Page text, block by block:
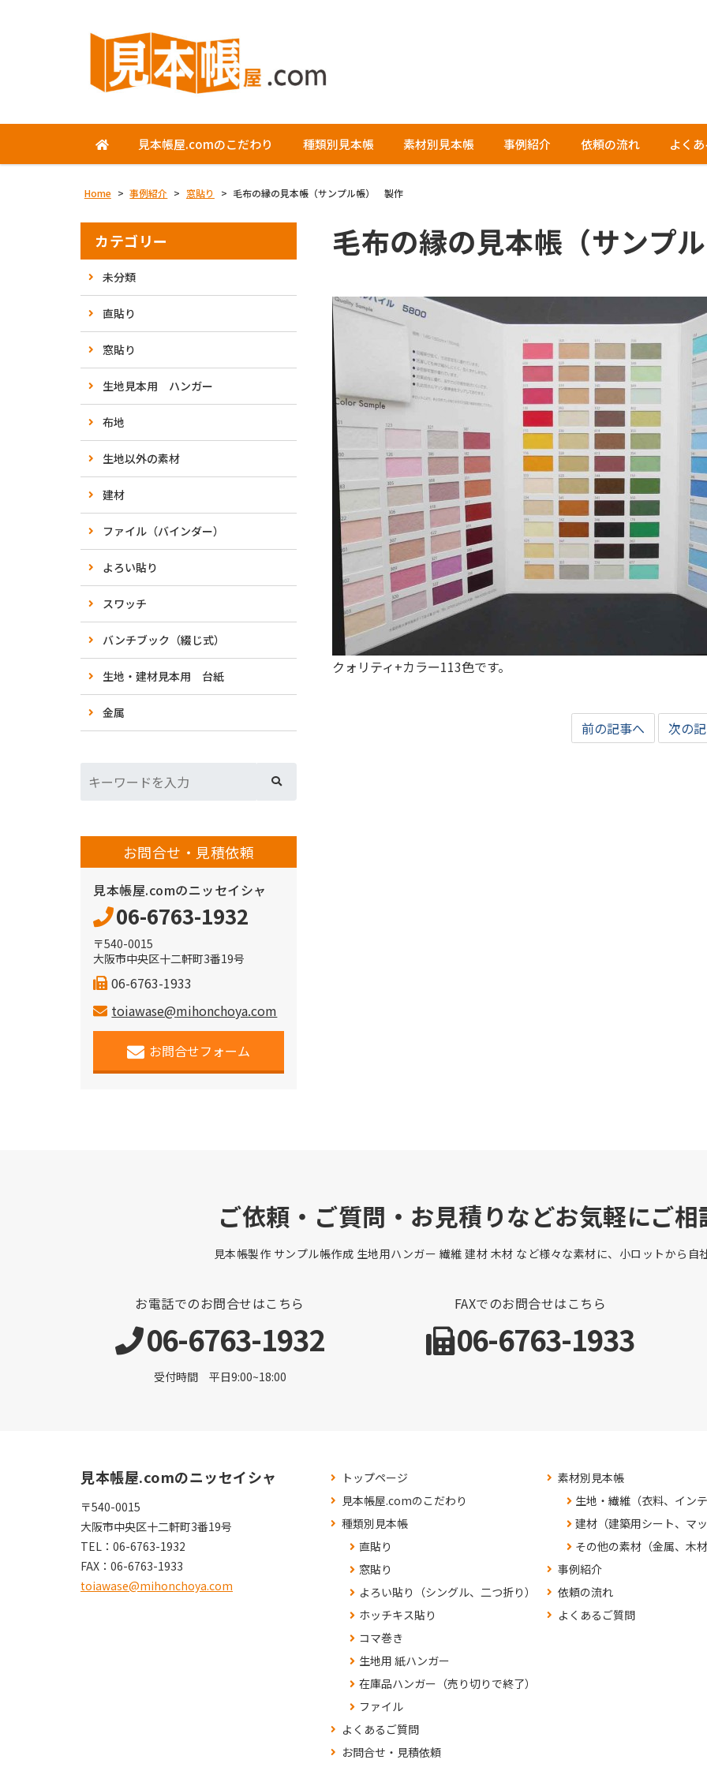
見本帳屋.comのこだわり 種類別見本帳 素材別見本帳 事例紹介 依頼の流れ よく
Home > 事例紹介 > 窓貼り > 毛布の縁の見本帳（サンプル帳） 製作
毛布の縁の見本帳（サンプ
クォリティ+カラー113色です。
前の記事へ 次の
カテゴリー
未分類
直貼り
窓貼り
生地見本用 ハンガー
布地
生地以外の素材
建材
ファイル（バインダー）
よろい貼り
スワッチ
バンチブック（綴じ式）
生地・建材見本用 台紙
金属
お問合せ・見積依頼
見本帳屋.comのニッセイシャ
06-6763-1932
〒540-0015
大阪市中央区十二軒町3番19号
06-6763-1933
toiawase@mihonchoya.com
お問合せフォーム
ご依頼・ご質問・お見積りなどお気軽にご
見本帳製作 サンプル帳作成 生地用ハンガー 繊維 建材 木材 など様々な素材に、小ロットから自
お電話でのお問合せはこちら
06-6763-1932
受付時間 平日9:00~18:00
FAXでのお問合せはこちら
06-6763-1933
見本帳屋.comのニッセイシャ
〒540-0015
大阪市中央区十二軒町3番19号
TEL： 06-6763-1932
FAX： 06-6763-1933
toiawase@mihonchoya.com
トップページ
見本帳屋.comのこだわり
種類別見本帳
直貼り
窓貼り
よろい貼り（シングル、二つ折り）
ホッチキス貼り
コマ巻き
生地用 紙ハンガー
在庫品ハンガー（売り切りで終了）
ファイル
よくあるご質問
お問合せ・見積依頼
素材別見本帳
生地・繊維（衣料、イン
建材（建築用シート、マ
その他の素材（金属、木
事例紹介
依頼の流れ
よくあるご質問